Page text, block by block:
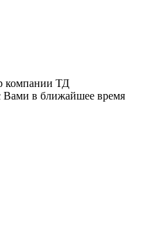
компании ТД
Вами в ближайшее время